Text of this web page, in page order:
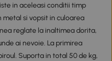
in aceleasi conditii timp
si vopsit in culoarea
reglate la inaltimea dorita,
ai nevoie. La primirea
Suporta in total 50 de kg,